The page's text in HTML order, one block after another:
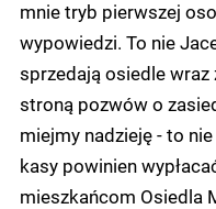
mnie tryb pierwszej
wypowiedzi. To nie
sprzedają osiedle
stroną pozwów o
miejmy nadzieję - to
kasy powinien
mieszkańcom Osiedla